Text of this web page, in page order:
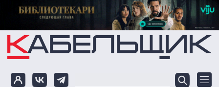
Перейти к основному содержанию